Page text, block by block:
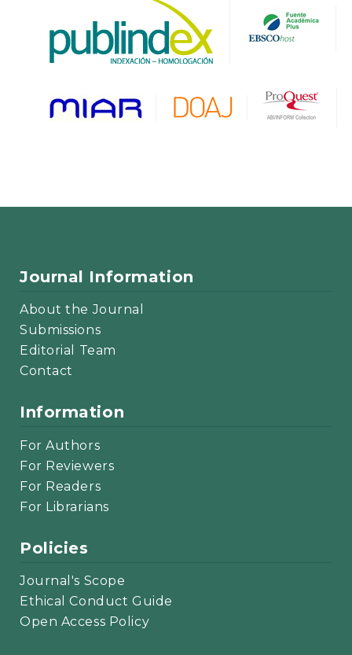
Journal Information
About the Journal
Submissions
Editorial Team
Contact
Information
For Authors
For Reviewers
For Readers
For Librarians
Policies
Journal's Scope
Ethical Conduct Guide
Open Access Policy